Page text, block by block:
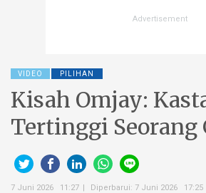
VIDEO PILIHAN
Kisah Omjay:
Tertinggi Seorang
7 Juni 2026 11:27 Diperbarui: 7 Juni 2026 17:25